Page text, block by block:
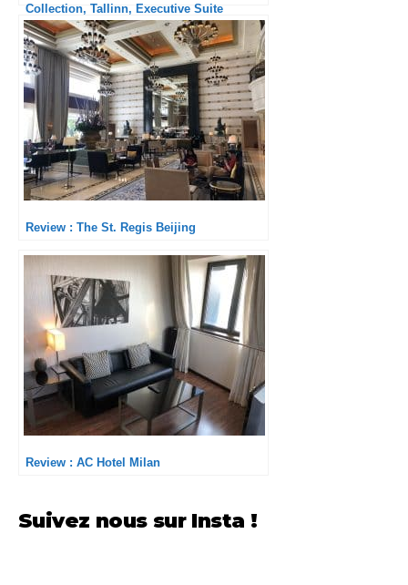
Collection, Tallinn, Executive Suite
Review : The St. Regis Beijing
Review : AC Hotel Milan
Suivez nous sur Insta !